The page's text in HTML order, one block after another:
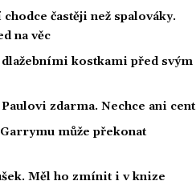
častěji než spalováky.
na věc
kostkami před svým
zdarma. Nechce ani cent
může překonat
Měl ho zmínit i v knize